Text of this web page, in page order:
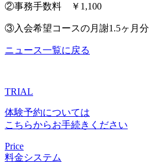
②事務手数料 ￥1,100
③入会希望コースの月謝1.5ヶ月分
ニュース一覧に戻る
TRIAL
体験予約については
こちらからお手続きください
Price
料金システム